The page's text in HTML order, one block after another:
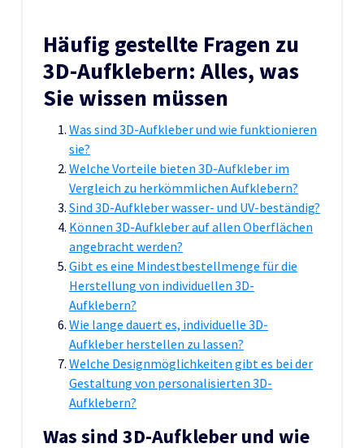
Häufig gestellte Fragen zu
3D-Aufklebern: Alles, was
Sie wissen müssen
Was sind 3D-Aufkleber und wie funktionieren
sie?
Welche Vorteile bieten 3D-Aufkleber im
Vergleich zu herkömmlichen Aufklebern?
Sind 3D-Aufkleber wasser- und UV-beständig?
Können 3D-Aufkleber auf allen Oberflächen
angebracht werden?
Gibt es eine Mindestbestellmenge für die
Herstellung von individuellen 3D-
Aufklebern?
Wie lange dauert es, individuelle 3D-
Aufkleber herstellen zu lassen?
Welche Designmöglichkeiten gibt es bei der
Gestaltung von personalisierten 3D-
Aufklebern?
Was sind 3D-Aufkleber und wie